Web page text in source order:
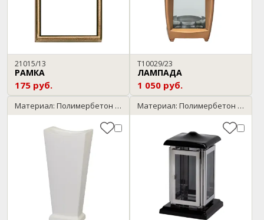
21015/13
РАМКА
175 руб.
T10029/23
ЛАМПАДА
1 050 руб.
Материал: Полимербетон / мрамор Материал: Полимербетон / черный с серебром